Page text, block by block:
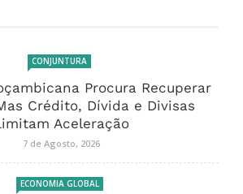
CONJUNTURA
Procura Recuperar
Crédito, Dívida e Divisas
Aceleração
7 de Agosto, 2026
ECONOMIA GLOBAL